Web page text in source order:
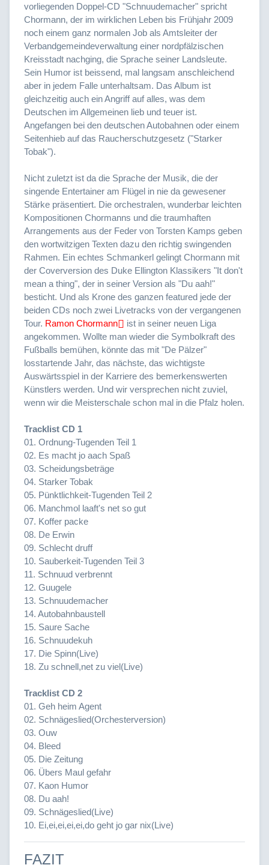
vorliegenden Doppel-CD "Schnuudemacher" spricht
Chormann, der im wirklichen Leben bis Frühjahr 2009
noch einem ganz normalen Job als Amtsleiter der
Verbandgemeindeverwaltung einer nordpfälzischen
Kreisstadt nachging, die Sprache seiner Landsleute.
Sein Humor ist beissend, mal langsam anschleichend
aber in jedem Falle unterhaltsam. Das Album ist
gleichzeitig auch ein Angriff auf alles, was dem
Deutschen im Allgemeinen lieb und teuer ist.
Angefangen bei den deutschen Autobahnen oder einem
Seitenhieb auf das Raucherschutzgesetz ("Starker
Tobak").
Nicht zuletzt ist da die Sprache der Musik, die der
singende Entertainer am Flügel in nie da gewesener
Stärke präsentiert. Die orchestralen, wunderbar leichten
Kompositionen Chormanns und die traumhaften
Arrangements aus der Feder von Torsten Kamps geben
den wortwitzigen Texten dazu den richtig swingenden
Rahmen. Ein echtes Schmankerl gelingt Chormann mit
der Coverversion des Duke Ellington Klassikers "It don't
mean a thing", der in seiner Version als "Du aah!"
besticht. Und als Krone des ganzen featured jede der
beiden CDs noch zwei Livetracks von der vergangenen
Tour. Ramon Chormann
ist in seiner neuen Liga
angekommen. Wollte man wieder die Symbolkraft des
Fußballs bemühen, könnte das mit "De Pälzer"
losstartende Jahr, das nächste, das wichtigste
Auswärtsspiel in der Karriere des bemerkenswerten
Künstlers werden. Und wir versprechen nicht zuviel,
wenn wir die Meisterschale schon mal in die Pfalz holen.
Tracklist CD 1
01. Ordnung-Tugenden Teil 1
02. Es macht jo aach Spaß
03. Scheidungsbeträge
04. Starker Tobak
05. Pünktlichkeit-Tugenden Teil 2
06. Manchmol laaft's net so gut
07. Koffer packe
08. De Erwin
09. Schlecht druff
10. Sauberkeit-Tugenden Teil 3
11. Schnuud verbrennt
12. Guugele
13. Schnuudemacher
14. Autobahnbaustell
15. Saure Sache
16. Schnuudekuh
17. Die Spinn(Live)
18. Zu schnell,net zu viel(Live)
Tracklist CD 2
01. Geh heim Agent
02. Schnägeslied(Orchesterversion)
03. Ouw
04. Bleed
05. Die Zeitung
06. Übers Maul gefahr
07. Kaon Humor
08. Du aah!
09. Schnägeslied(Live)
10. Ei,ei,ei,ei,ei,do geht jo gar nix(Live)
FAZIT